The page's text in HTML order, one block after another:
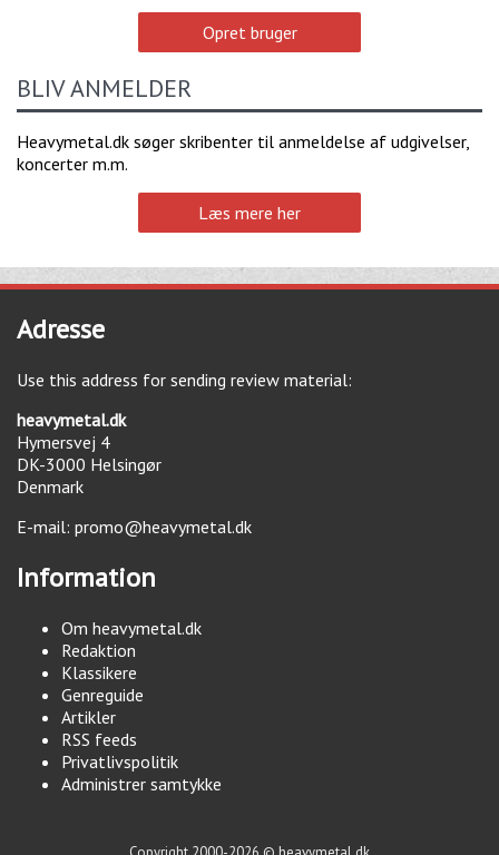
Opret bruger
BLIV ANMELDER
Heavymetal.dk søger skribenter til anmeldelse af udgivelser,
koncerter m.m.
Læs mere her
Adresse
Use this address for sending review material:
heavymetal.dk
Hymersvej 4
DK-3000 Helsingør
Denmark
E-mail: promo@heavymetal.dk
Information
Om heavymetal.dk
Redaktion
Klassikere
Genreguide
Artikler
RSS feeds
Privatlivspolitik
Administrer samtykke